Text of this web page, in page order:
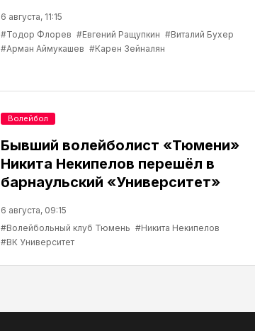
6 августа, 11:15
#Тодор Флорев #Евгений Ращупкин #Виталий Бухер
#Арман Аймукашев #Карен Зейналян
Бывший волейболист «Тюмени»
Никита Некипелов перешёл в
барнаульский «Университет»
6 августа, 09:15
#Волейбольный клуб Тюмень #Никита Некипелов
#ВК Университет
Волейбол